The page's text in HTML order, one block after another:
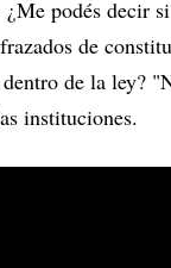
podés decir
de
de la ley?
instituciones.